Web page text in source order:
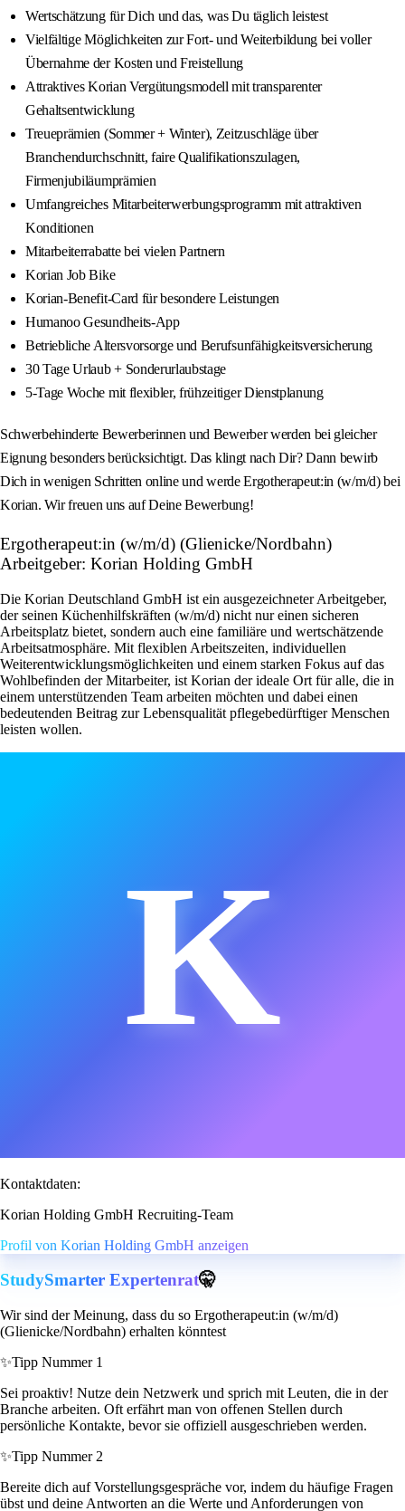
Wertschätzung für Dich und das, was Du täglich leistest
Vielfältige Möglichkeiten zur Fort- und Weiterbildung bei voller
Übernahme der Kosten und Freistellung
Attraktives Korian Vergütungsmodell mit transparenter
Gehaltsentwicklung
Treueprämien (Sommer + Winter), Zeitzuschläge über
Branchendurchschnitt, faire Qualifikationszulagen,
Firmenjubiläumprämien
Umfangreiches Mitarbeiterwerbungsprogramm mit attraktiven
Konditionen
Mitarbeiterrabatte bei vielen Partnern
Korian Job Bike
Korian-Benefit-Card für besondere Leistungen
Humanoo Gesundheits-App
Betriebliche Altersvorsorge und Berufsunfähigkeitsversicherung
30 Tage Urlaub + Sonderurlaubstage
5-Tage Woche mit flexibler, frühzeitiger Dienstplanung
Schwerbehinderte Bewerberinnen und Bewerber werden bei gleicher
Eignung besonders berücksichtigt. Das klingt nach Dir? Dann bewirb
Dich in wenigen Schritten online und werde Ergotherapeut:in (w/m/d) bei
Korian. Wir freuen uns auf Deine Bewerbung!
Ergotherapeut:in (w/m/d) (Glienicke/Nordbahn)
Arbeitgeber: Korian Holding GmbH
Die Korian Deutschland GmbH ist ein ausgezeichneter Arbeitgeber,
der seinen Küchenhilfskräften (w/m/d) nicht nur einen sicheren
Arbeitsplatz bietet, sondern auch eine familiäre und wertschätzende
Arbeitsatmosphäre. Mit flexiblen Arbeitszeiten, individuellen
Weiterentwicklungsmöglichkeiten und einem starken Fokus auf das
Wohlbefinden der Mitarbeiter, ist Korian der ideale Ort für alle, die in
einem unterstützenden Team arbeiten möchten und dabei einen
bedeutenden Beitrag zur Lebensqualität pflegebedürftiger Menschen
leisten wollen.
K
Kontaktdaten:
Korian Holding GmbH Recruiting-Team
Profil von Korian Holding GmbH anzeigen
StudySmarter Expertenrat🤫
Wir sind der Meinung, dass du so Ergotherapeut:in (w/m/d)
(Glienicke/Nordbahn) erhalten könntest
✨Tipp Nummer 1
Sei proaktiv! Nutze dein Netzwerk und sprich mit Leuten, die in der
Branche arbeiten. Oft erfährt man von offenen Stellen durch
persönliche Kontakte, bevor sie offiziell ausgeschrieben werden.
✨Tipp Nummer 2
Bereite dich auf Vorstellungsgespräche vor, indem du häufige Fragen
übst und deine Antworten an die Werte und Anforderungen von